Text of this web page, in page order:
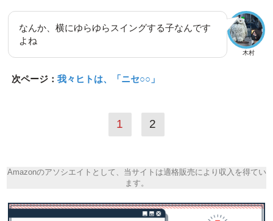
木村
なんか、横にゆらゆらスイングする子なんです
よね
次ページ： 我々ヒトは、「ニセ○○」
1 2
Amazonのアソシエイトとして、当サイトは適格販売により収入を得てい
ます。